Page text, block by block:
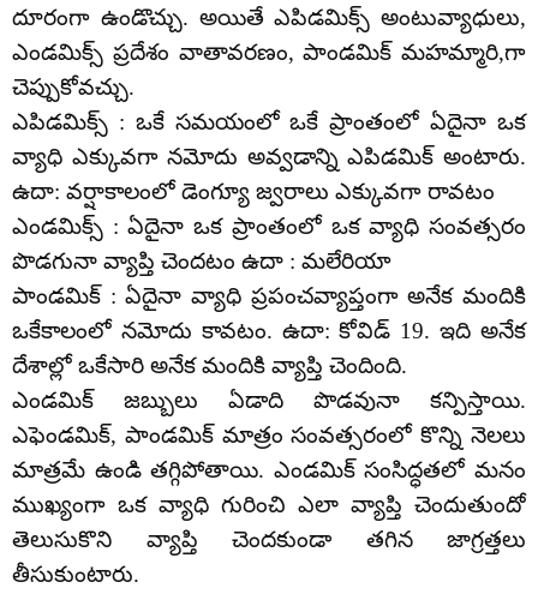
దూరంగా ఉండొచ్చు. అయితే ఎపిడమిక్స్‌ అంటువ్యాధులు,
ఎండమిక్స్‌ ప్రదేశం వాతావరణం, పాండమిక్‌ మహమ్మారి,గా
చెప్పుకోవచ్చు.
ఎపిడమిక్స్‌ : ఒకే సమయంలో ఒకే ప్రాంతంలో ఏదైనా ఒక
వ్యాధి ఎక్కువగా నమోదు అవ్వడాన్ని ఎపిడమిక్‌ అంటారు.
ఉదా: వర్షాకాలంలో డెంగ్యూ జ్వరాలు ఎక్కువగా రావటం
ఎండమిక్స్‌ : ఏదైనా ఒక ప్రాంతంలో ఒక వ్యాధి సంవత్సరం
పొడగునా వ్యాప్తి చెందటం ఉదా : మలేరియా
పాండమిక్‌ : ఏదైనా వ్యాధి ప్రపంచవ్యాప్తంగా అనేక మందికి
ఒకేకాలంలో నమోదు కావటం. ఉదా: కోవిడ్‌ 19. ఇది అనేక
దేశాల్లో ఒకేసారి అనేక మందికి వ్యాప్తి చెందింది.
ఎండమిక్‌ జబ్బులు ఏడాది పొడవునా కన్పిస్తాయి.
ఎఫెండమిక్‌, పాండమిక్‌ మాత్రం సంవత్సరంలో కొన్ని నెలలు
మాత్రమే ఉండి తగ్గిపోతాయి. ఎండమిక్‌ సంసిద్ధతలో మనం
ముఖ్యంగా ఒక వ్యాధి గురించి ఎలా వ్యాప్తి చెందుతుందో
తెలుసుకొని వ్యాప్తి చెందకుండా తగిన జాగ్రత్తలు
తీసుకుంటారు.